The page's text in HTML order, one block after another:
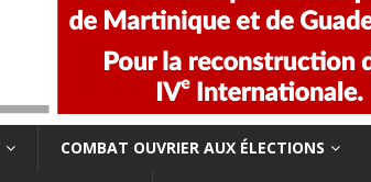
COMBAT OUVRIER AUX ÉLECTIONS